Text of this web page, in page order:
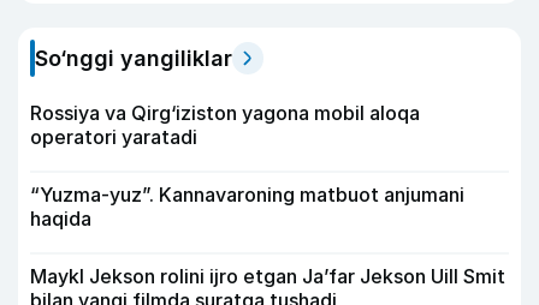
So‘nggi yangiliklar
Rossiya va Qirg‘iziston yagona mobil aloqa
operatori yaratadi
“Yuzma-yuz”. Kannavaroning matbuot anjumani
haqida
Maykl Jekson rolini ijro etgan Ja’far Jekson Uill Smit
bilan yangi filmda suratga tushadi